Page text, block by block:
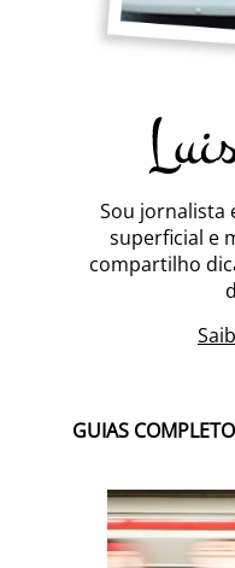
Sou jornalista
superficial e
compartilho
GUIAS